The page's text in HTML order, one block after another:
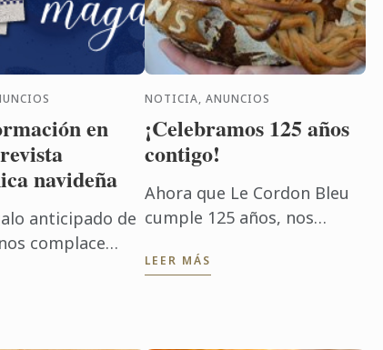
en
navideña
anticipado de
complace
de Le Cordon
NOTICIA, ANUNCIOS
¡Celebramos 125 años
contigo!
Ahora que Le Cordon Bleu
cumple 125 años, nos
video de nuestra red
LEER MÁS